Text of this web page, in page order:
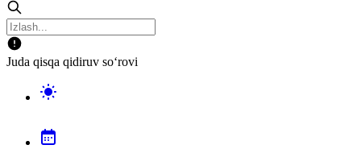
Juda qisqa qidiruv so‘rovi